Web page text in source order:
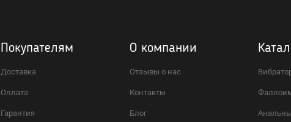
Покупателям
Доставка
Оплата
Гарантия
О компании
Отзывы о нас
Контакты
Блог